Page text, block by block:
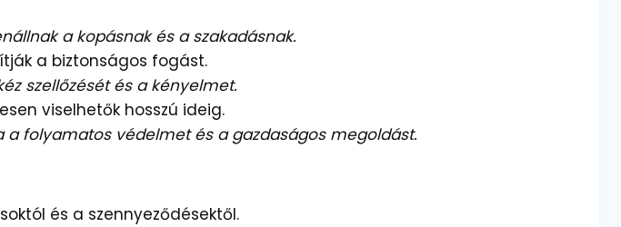
a kopásnak és a szakadásnak.
a biztonságos fogást.
szellőzését és a kényelmet.
viselhetők hosszú ideig.
folyamatos védelmet és a gazdaságos megoldást.
és a szennyeződésektől.